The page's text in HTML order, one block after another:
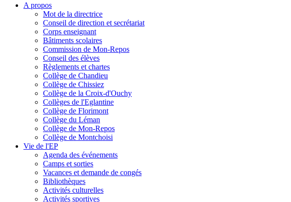
A propos
Mot de la directrice
Conseil de direction et secrétariat
Corps enseignant
Bâtiments scolaires
Commission de Mon-Repos
Conseil des élèves
Règlements et chartes
Collège de Chandieu
Collège de Chissiez
Collège de la Croix-d'Ouchy
Collèges de l'Eglantine
Collège de Florimont
Collège du Léman
Collège de Mon-Repos
Collège de Montchoisi
Vie de l'EP
Agenda des événements
Camps et sorties
Vacances et demande de congés
Bibliothèques
Activités culturelles
Activités sportives